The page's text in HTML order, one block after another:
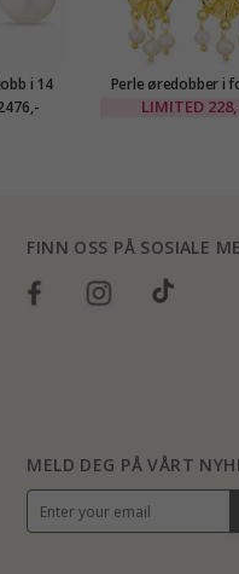
i 14
-
Perle øredobber i
messing -
LIMITED
FINN OSS PÅ SOSIALE
MELD DEG PÅ VÅRT